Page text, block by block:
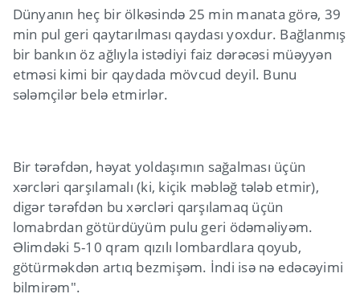
Dünyanın heç bir ölkəsində 25 min manata görə, 39
min pul geri qaytarılması qaydası yoxdur. Bağlanmış
bir bankın öz ağlıyla istədiyi faiz dərəcəsi müəyyən
etməsi kimi bir qaydada mövcud deyil. Bunu
sələmçilər belə etmirlər.
Bir tərəfdən, həyat yoldaşımın sağalması üçün
xərcləri qarşılamalı (ki, kiçik məbləğ tələb etmir),
digər tərəfdən bu xərcləri qarşılamaq üçün
lomabrdan götürdüyüm pulu geri ödəməliyəm.
Əlimdəki 5-10 qram qızılı lombardlara qoyub,
götürməkdən artıq bezmişəm. İndi isə nə edəcəyimi
bilmirəm".